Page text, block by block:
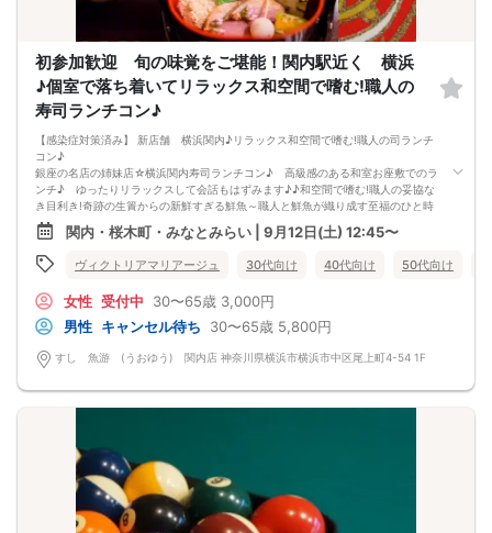
キャンセルの場合は開催日前日の13:00までにオミカレ上でキャンセル手続きをお
願い致します。
それ以降のキャンセルは100%のキャンセル料金が発生致します。
初参加歓迎 旬の味覚をご堪能！関内駅近く 横浜
♪個室で落ち着いてリラックス和空間で嗜む!職人の
寿司ランチコン♪
【感染症対策済み】 新店舗 横浜関内♪リラックス和空間で嗜む!職人の司ランチ
コン♪
銀座の名店の姉妹店☆横浜関内寿司ランチコン♪ 高級感のある和室お座敷でのラ
ンチ♪ ゆったりリラックスして会話もはずみます♪♪和空間で嗜む!職人の妥協な
き目利き!奇跡の生簀からの新鮮すぎる鮮魚～職人と鮮魚が織り成す至福のひと時
～ 【すし魚游 関内店】。駅から徒歩1分という好立地にありながら、新鮮なネ
タを堪能できる魅力的なお店です。各地から直送される魚介類は仕入れた後も大
きないけすで泳いでいるので鮮度抜群。
完全着席形式のためお一人様も安心
ゆっくりお話ししたい方におすすめです♪
ライン交換タイム はもちろん シャッフルタイムもございますのでお一人様も安心
で楽しめます!!
お互いのことをじっくりと知る事ができます！！都内近郊にいる方同士で楽しみ
ましょう！
イベントスタート！
乾杯を行います。自己紹介から♪食事後にお席替え！ 人数に応じて、席がえを途
中で行って行きます。席替えのタイミングで連絡先交換タイムを設けております
関内・桜木町・みなとみらい | 9月12日(土) 12:45〜
ヴィクトリアマリアージュ 30代向け 40代向け 50代向け
女性 受付中 30〜65歳 3,000円
男性 キャンセル待ち 30〜65歳 5,800円
すし 魚游 (うおゆう) 関内店 神奈川県横浜市横浜市中区尾上町4-54 1F